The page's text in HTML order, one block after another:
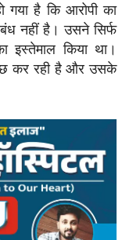
गया है कि आरोपी का
नहीं है। उसने सिर्फ
किया था।
कर रही है और उसके